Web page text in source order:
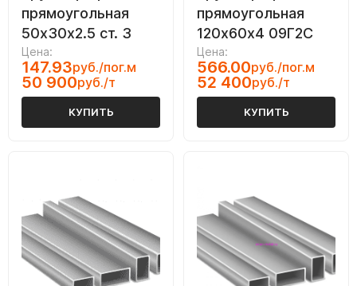
прямоугольная
50х30х2.5 ст. 3
Цена:
147.93руб./пог.м
50 900руб./т
КУПИТЬ
прямоугольная
120х60х4 09Г2С
Цена:
566.00руб./пог.м
52 400руб./т
КУПИТЬ